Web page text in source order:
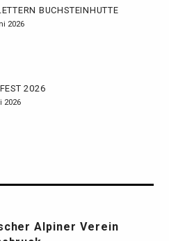
BUCHSTEINHÜTTE
2026
2026
2026
Alpiner Verein